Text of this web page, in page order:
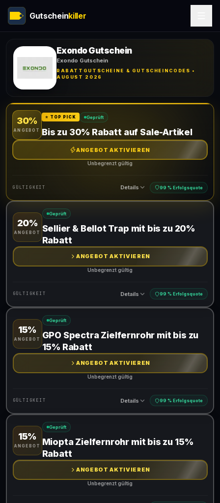
Gutscheinkiller
Exondo Gutschein
Exondo Gutschein
RABATTGUTSCHEINE & GUTSCHEINCODES •
AUGUST 2026
30%
ANGEBOT
⭐ TOP PICK Geprüft
Bis zu 30% Rabatt auf Sale-Artikel
ANGEBOT AKTIVIEREN
Unbegrenzt gültig
GÜLTIGKEIT Details 99 % Erfolgsquote
Gültig für teilnehmende Produkte
20%
ANGEBOT
Geprüft
Sellier & Bellot Trap mit bis zu 20%
Rabatt
ANGEBOT AKTIVIEREN
Unbegrenzt gültig
GÜLTIGKEIT Details 99 % Erfolgsquote
Gültig für teilnehmende Produkte
15%
ANGEBOT
Geprüft
GPO Spectra Zielfernrohr mit bis zu
15% Rabatt
ANGEBOT AKTIVIEREN
Unbegrenzt gültig
GÜLTIGKEIT Details 99 % Erfolgsquote
Gültig für teilnehmende Produkte
15%
ANGEBOT
Geprüft
Miopta Zielfernrohr mit bis zu 15%
Rabatt
ANGEBOT AKTIVIEREN
Unbegrenzt gültig